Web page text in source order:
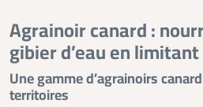
Agrainoir canard :
gibier d’eau en
Une gamme d’agrainoirs
territoires